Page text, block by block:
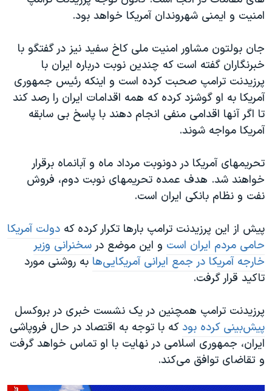
امنیت و ایمنی شهروندان آمریکا خواهد بود.
جان بولتون مشاور امنیت ملی کاخ سفید نیز در گفتگو با
خبرنگاران گفته است که چندین نوبت درباره ایران با
پرزیدنت ترامپ صحبت کرده است و اینکه رئیس جمهوری
آمریکا به او گوشزد کرده که همه اقدامات ایران را رصد کند
تا اگر آنها اقدامی منفی انجام دهند با پاسخ بی سابقه
آمریکا مواجه شوند.
تحریمهای آمریکا در دونوبت مرداد ماه و آبانماه برقرار
خواهند شد. هدف عمده تحریمهای نوبت دوم، فروش
نفت و نظام بانکی ایران است.
پیش از این پرزیدنت ترامپ بارها تکرار کرده که دولت آمریکا
حامی مردم ایران است و این موضع در سخنرانی وزیر
خارجه آمریکا در جمع ایرانی آمریکایی‌ها به روشنی مورد
تاکید قرار گرفت.
پرزیدنت ترامپ همچنین در یک نشست خبری در بروکسل
پیش‌بینی کرده بودکه با توجه به اقتصاد در حال فروپاشی
ایران، جمهوری اسلامی در نهایت با او تماس خواهد گرفت
و تقاضای توافق می‌کند.